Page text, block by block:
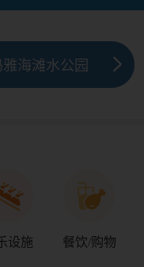
雅海滩水公园
设施 餐饮/购物